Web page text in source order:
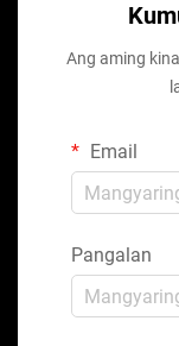
Ang aming
Email
Pangalan